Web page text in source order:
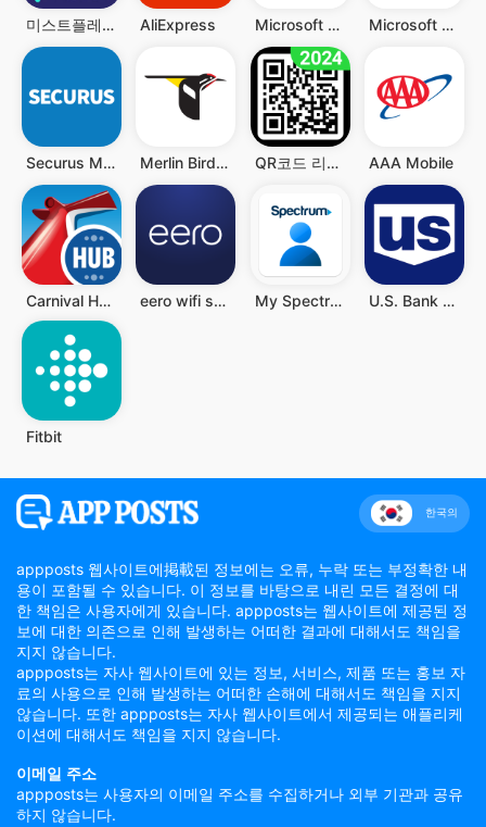
미스트플레이 – 게임 플레이하고 리워드까지 받으세요 AliExpress Microsoft Authenticator Microsoft Teams
Securus Mobile Merlin Bird ID by Cornell Lab QR코드 리더 - QR과 바코드 스캐너, QR 스캐너 AAA Mobile
Carnival HUB eero wifi system My Spectrum U.S. Bank Mobile Banking
Fitbit
한국의
appposts 웹사이트에掲載된 정보에는 오류, 누락 또는 부정확한 내
용이 포함될 수 있습니다. 이 정보를 바탕으로 내린 모든 결정에 대
한 책임은 사용자에게 있습니다. appposts는 웹사이트에 제공된 정
보에 대한 의존으로 인해 발생하는 어떠한 결과에 대해서도 책임을
지지 않습니다.
appposts는 자사 웹사이트에 있는 정보, 서비스, 제품 또는 홍보 자
료의 사용으로 인해 발생하는 어떠한 손해에 대해서도 책임을 지지
않습니다. 또한 appposts는 자사 웹사이트에서 제공되는 애플리케
이션에 대해서도 책임을 지지 않습니다.
이메일 주소
appposts는 사용자의 이메일 주소를 수집하거나 외부 기관과 공유
하지 않습니다.